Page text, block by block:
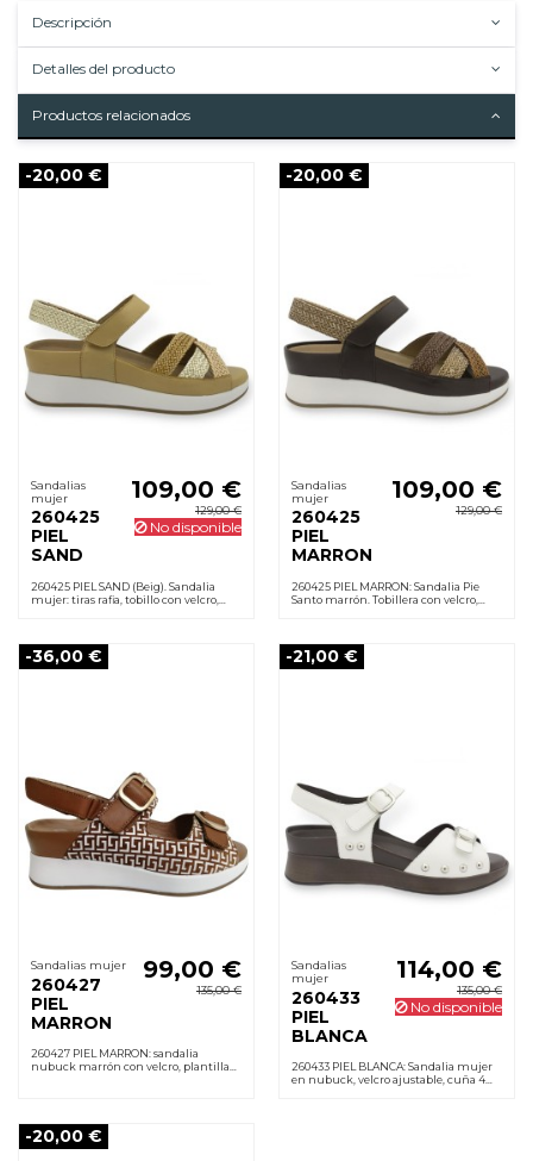
Descripción
Detalles del producto
Productos relacionados
-20,00 €
Sandalias
mujer
260425
PIEL
SAND
109,00 €
129,00 €
No disponible
260425 PIEL SAND (Beig). Sandalia
mujer: tiras rafia, tobillo con velcro,
-20,00 €
Sandalias
mujer
260425
PIEL
MARRON
109,00 €
129,00 €
260425 PIEL MARRON: Sandalia Pie
Santo marrón. Tobillera con velcro,
-36,00 €
Sandalias mujer
260427
PIEL
MARRON
99,00 €
135,00 €
260427 PIEL MARRON: sandalia
nubuck marrón con velcro, plantilla
-21,00 €
Sandalias
mujer
260433
PIEL
BLANCA
114,00 €
135,00 €
No disponible
260433 PIEL BLANCA: Sandalia mujer
en nubuck, velcro ajustable, cuña 4
-20,00 €